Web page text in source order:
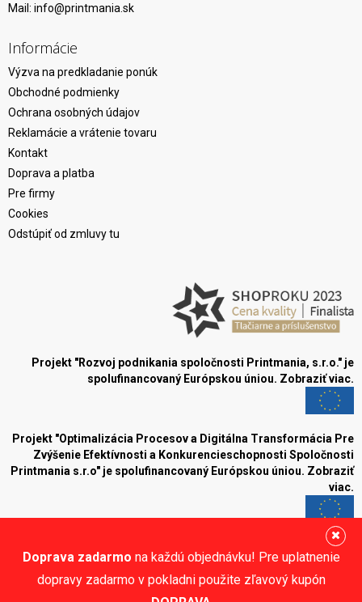
Doprava zadarmo na každú objednávku! Pre uplatnenie
dopravy zadarmo v pokladni použite zľavový kupón
Mail: info@printmania.sk
Informácie
Výzva na predkladanie ponúk
Obchodné podmienky
Ochrana osobných údajov
Reklamácie a vrátenie tovaru
Kontakt
Doprava a platba
Pre firmy
Cookies
Odstúpiť od zmluvy tu
Projekt "Rozvoj podnikania spoločnosti Printmania, s.r.o." je
spolufinancovaný Európskou úniou. Zobraziť viac.
Projekt "Optimalizácia Procesov a Digitálna Transformácia Pre
Zvýšenie Efektívnosti a Konkurencieschopnosti Spoločnosti
Printmania s.r.o" je spolufinancovaný Európskou úniou. Zobraziť
viac.
Blog